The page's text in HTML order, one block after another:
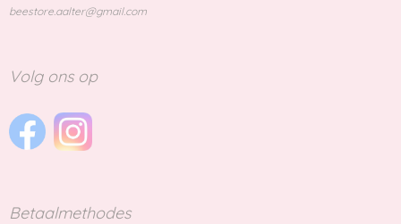
beestore.aalter@gmail.com
Volg ons op
Betaalmethodes